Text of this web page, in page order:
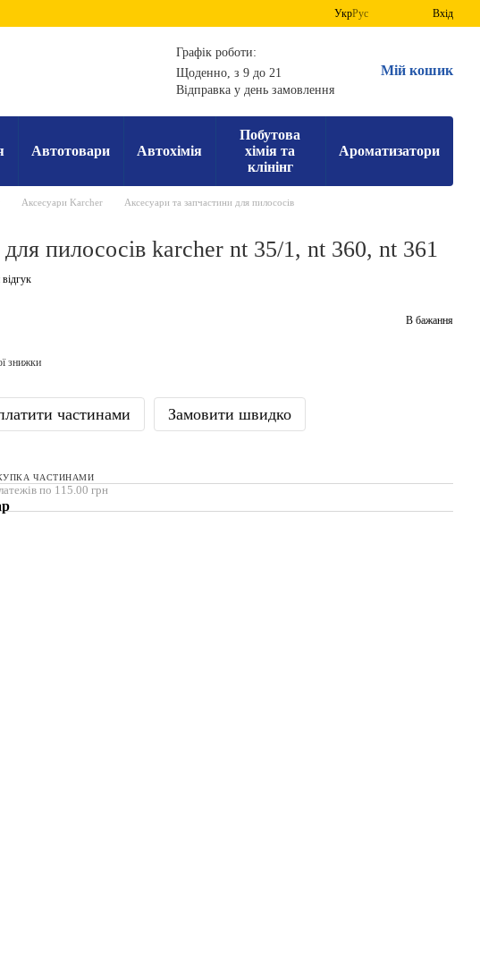
УкрРус Вхід
Графік роботи:
Щоденно, з 9 до 21
Відправка у день замовлення
Мій кошик
Автотовари Автохімія
Побутова
хімія та
клінінг
Ароматизатори
Аксесуари Karcher
Аксесуари та запчастини для пилососів
для пилососів karcher nt 35/1, nt 360, nt 361
В бажання
знижки
частинами Замовити швидко
ЧАСТИНАМИ
по 115.00 грн